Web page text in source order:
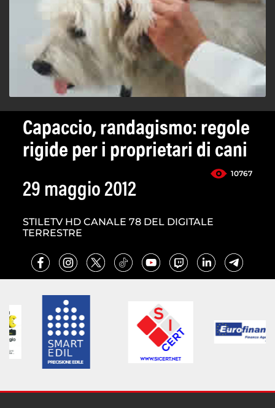
Capaccio, randagismo: regole
rigide per i proprietari di cani
10767
29 maggio 2012
STILETV HD CANALE 78 DEL DIGITALE
TERRESTRE